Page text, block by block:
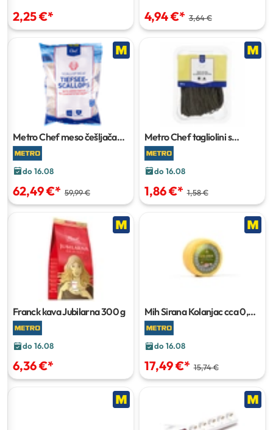
2,25 €* 4,94 €* 3,64 €
Metro Chef meso češljača
1000 g
do 16.08
62,49 €* 59,99 €
Metro Chef tagliolini s
crnilom
do 16.08
1,86 €* 1,58 €
Franck kava Jubilarna300 g
do 16.08
6,36 €*
Mih Sirana Kolanjaccca 0,6
kg
do 16.08
17,49 €* 15,74 €